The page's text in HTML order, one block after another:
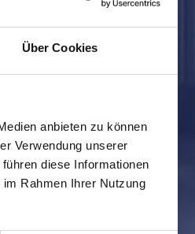
Über Cookies
anbieten zu können
Verwendung unserer
diese Informationen
Rahmen Ihrer Nutzung